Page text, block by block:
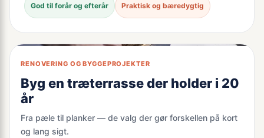
God til forår og efterår Praktisk og bæredygtig
RENOVERING OG BYGGEPROJEKTER
Byg en træterrasse der holder i 20
år
Fra pæle til planker — de valg der gør forskellen på kort
og lang sigt.